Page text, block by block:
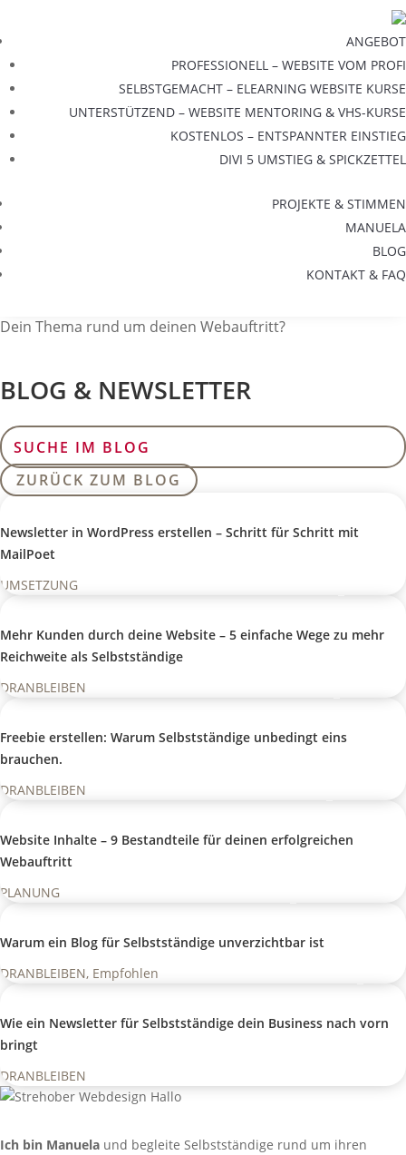
ANGEBOT
PROFESSIONELL – WEBSITE VOM PROFI
SELBSTGEMACHT – ELEARNING WEBSITE KURSE
UNTERSTÜTZEND – WEBSITE MENTORING & VHS-KURSE
KOSTENLOS – ENTSPANNTER EINSTIEG
DIVI 5 UMSTIEG & SPICKZETTEL
PROJEKTE & STIMMEN
MANUELA
BLOG
KONTAKT & FAQ
Dein Thema rund um deinen Webauftritt?
BLOG & NEWSLETTER
Suchen
nach:
ZURÜCK ZUM BLOG
Newsletter in WordPress erstellen – Schritt für Schritt mit
MailPoet
UMSETZUNG
Mehr Kunden durch deine Website – 5 einfache Wege zu mehr
Reichweite als Selbstständige
DRANBLEIBEN
Freebie erstellen: Warum Selbstständige unbedingt eins
brauchen.
DRANBLEIBEN
Website Inhalte – 9 Bestandteile für deinen erfolgreichen
Webauftritt
PLANUNG
Warum ein Blog für Selbstständige unverzichtbar ist
DRANBLEIBEN, Empfohlen
Wie ein Newsletter für Selbstständige dein Business nach vorn
bringt
DRANBLEIBEN
Ich bin Manuela und begleite Selbstständige rund um ihren